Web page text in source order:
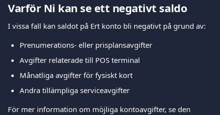
Varför Ni kan se ett negativt saldo
I vissa fall kan saldot på Ert konto bli negativt på grund av:
Prenumerations- eller prisplansavgifter
Avgifter relaterade till POS terminal
Månatliga avgifter för fysiskt kort
Andra tillämpliga serviceavgifter
För mer information om möjliga kontoavgifter, se den